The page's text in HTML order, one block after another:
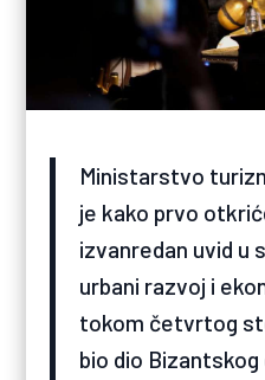
Ministarstvo
je kako prvo
izvanredan uvid u
urbani razvoj i
tokom četvrtog
bio dio